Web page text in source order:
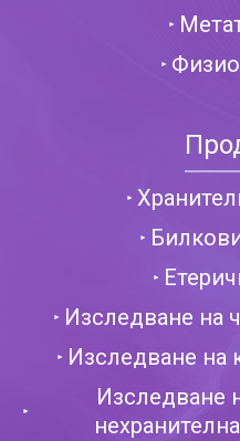
Изследване на
Изследване
Изследване